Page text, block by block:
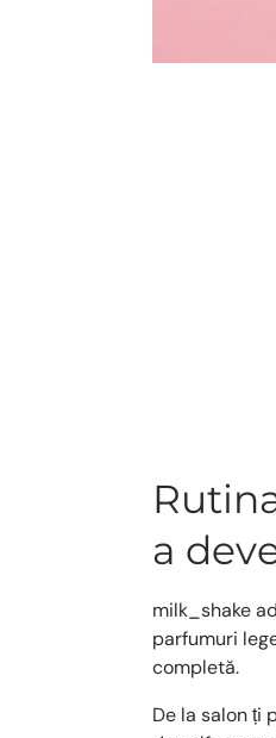
a
milk_shake
parfumuri
completă.
De la salon ți